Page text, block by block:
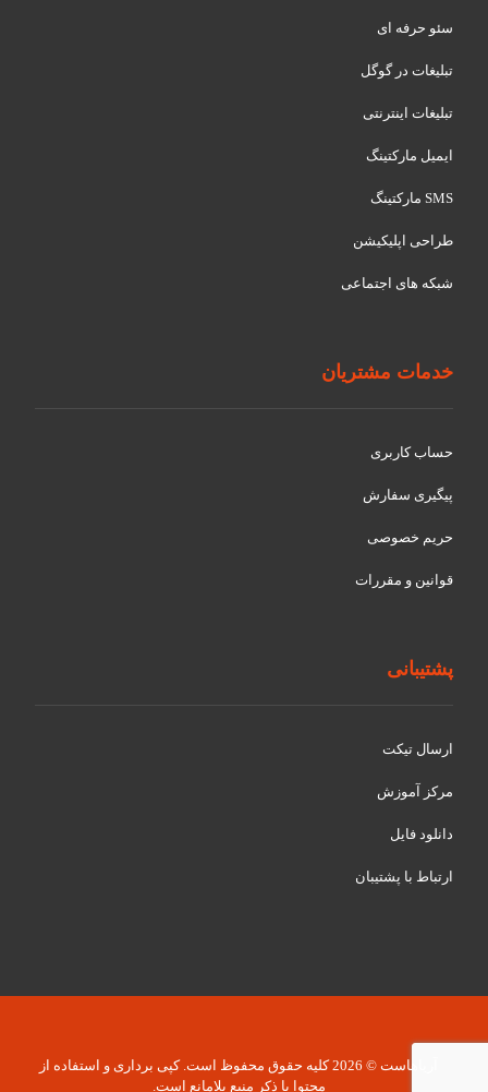
سئو حرفه ای
تبلیغات در گوگل
تبلیغات اینترنتی
ایمیل مارکتینگ
SMS مارکتینگ
طراحی اپلیکیشن
شبکه های اجتماعی
خدمات مشتریان
حساب کاربری
پیگیری سفارش
حریم خصوصی
قوانین و مقررات
پشتیبانی
ارسال تیکت
مرکز آموزش
دانلود فایل
ارتباط با پشتیبان
آریاهاست © 2026 کلیه حقوق محفوظ است. کپی برداری و استفاده از
محتوا با ذکر منبع بلامانع است.